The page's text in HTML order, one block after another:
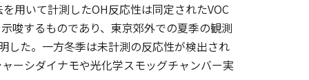
用いて計測したOH反応性は同定されたVOC
唆するものであり、東京郊外での夏季の観測
した。一方冬季は未計測の反応性が検出され
ーシダイナモや光化学スモッグチャンバー実